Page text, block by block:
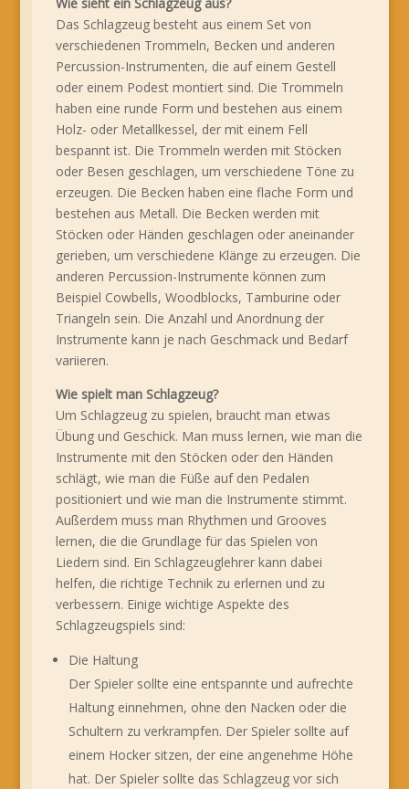
Das Schlagzeug besteht aus einem Set von
verschiedenen Trommeln, Becken und anderen
Percussion-Instrumenten, die auf einem Gestell
oder einem Podest montiert sind. Die Trommeln
haben eine runde Form und bestehen aus einem
Holz- oder Metallkessel, der mit einem Fell
bespannt ist. Die Trommeln werden mit Stöcken
oder Besen geschlagen, um verschiedene Töne zu
erzeugen. Die Becken haben eine flache Form und
bestehen aus Metall. Die Becken werden mit
Stöcken oder Händen geschlagen oder aneinander
gerieben, um verschiedene Klänge zu erzeugen. Die
anderen Percussion-Instrumente können zum
Beispiel Cowbells, Woodblocks, Tamburine oder
Triangeln sein. Die Anzahl und Anordnung der
Instrumente kann je nach Geschmack und Bedarf
variieren.
Wie spielt man Schlagzeug?
Um Schlagzeug zu spielen, braucht man etwas
Übung und Geschick. Man muss lernen, wie man die
Instrumente mit den Stöcken oder den Händen
schlägt, wie man die Füße auf den Pedalen
positioniert und wie man die Instrumente stimmt.
Außerdem muss man Rhythmen und Grooves
lernen, die die Grundlage für das Spielen von
Liedern sind. Ein Schlagzeuglehrer kann dabei
helfen, die richtige Technik zu erlernen und zu
verbessern. Einige wichtige Aspekte des
Schlagzeugspiels sind:
Die Haltung
Der Spieler sollte eine entspannte und aufrechte
Haltung einnehmen, ohne den Nacken oder die
Schultern zu verkrampfen. Der Spieler sollte auf
einem Hocker sitzen, der eine angenehme Höhe
hat. Der Spieler sollte das Schlagzeug vor sich